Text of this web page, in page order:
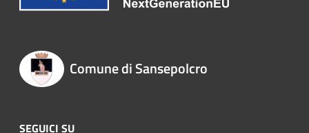
Comune di Sansepolcro
SEGUICI SU